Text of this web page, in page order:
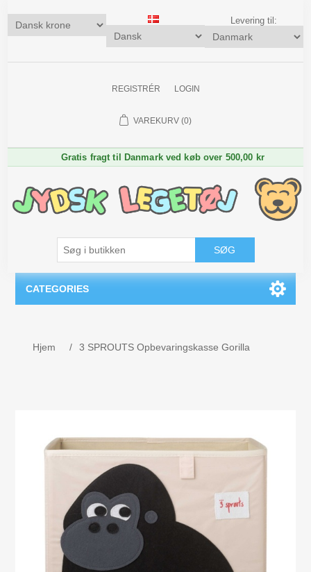
Levering til:
REGISTRÉR LOGIN
VAREKURV (0)
Gratis fragt til Danmark ved køb over 500,00 kr
SØG
CATEGORIES
MOJO - Nøgleringe
Bog - Kira fejrer jul i Danmark
Værktøj i træ
Dåbsgave - Barselsgave
Hjem / 3 SPROUTS Opbevaringskasse Gorilla